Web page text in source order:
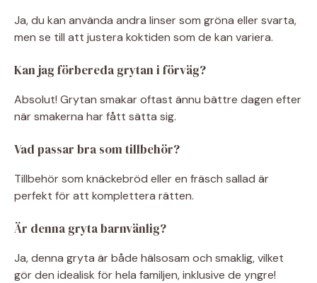
Ja, du kan använda andra linser som gröna eller svarta,
men se till att justera koktiden som de kan variera.
Kan jag förbereda grytan i förväg?
Absolut! Grytan smakar oftast ännu bättre dagen efter
när smakerna har fått sätta sig.
Vad passar bra som tillbehör?
Tillbehör som knäckebröd eller en fräsch sallad är
perfekt för att komplettera rätten.
Är denna gryta barnvänlig?
Ja, denna gryta är både hälsosam och smaklig, vilket
gör den idealisk för hela familjen, inklusive de yngre!